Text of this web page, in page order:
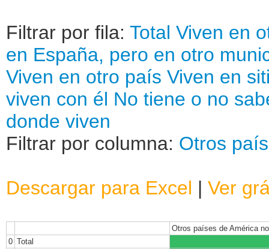
Filtrar por fila: Total Viven en
en España, pero en otro
Viven en otro país Viven en
viven con él No tiene o no
donde viven
Filtrar por columna: Otros
Descargar para Excel | Ver
Otros países de América
0 Total